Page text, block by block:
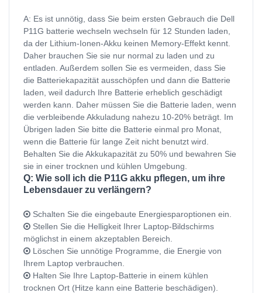
A: Es ist unnötig, dass Sie beim ersten Gebrauch die Dell
P11G batterie wechseln wechseln für 12 Stunden laden,
da der Lithium-Ionen-Akku keinen Memory-Effekt kennt.
Daher brauchen Sie sie nur normal zu laden und zu
entladen. Außerdem sollen Sie es vermeiden, dass Sie
die Batteriekapazität ausschöpfen und dann die Batterie
laden, weil dadurch Ihre Batterie erheblich geschädigt
werden kann. Daher müssen Sie die Batterie laden, wenn
die verbleibende Akkuladung nahezu 10-20% beträgt. Im
Übrigen laden Sie bitte die Batterie einmal pro Monat,
wenn die Batterie für lange Zeit nicht benutzt wird.
Behalten Sie die Akkukapazität zu 50% und bewahren Sie
sie in einer trocknen und kühlen Umgebung.
Q: Wie soll ich die P11G akku pflegen, um ihre
Lebensdauer zu verlängern?
Schalten Sie die eingebaute Energiesparoptionen ein.
Stellen Sie die Helligkeit Ihrer Laptop-Bildschirms
möglichst in einem akzeptablen Bereich.
Löschen Sie unnötige Programme, die Energie von
Ihrem Laptop verbrauchen.
Halten Sie Ihre Laptop-Batterie in einem kühlen
trocknen Ort (Hitze kann eine Batterie beschädigen).